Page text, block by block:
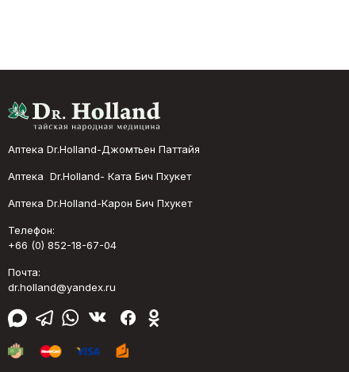
Аптека Dr.Holland-Джомтьен Паттайя
Аптека Dr.Holland- Ката Бич Пхукет
Аптека Dr.Holland-Карон Бич Пхукет
Телефон:
+66 (0) 852-18-67-04
Почта:
dr.holland@yandex.ru